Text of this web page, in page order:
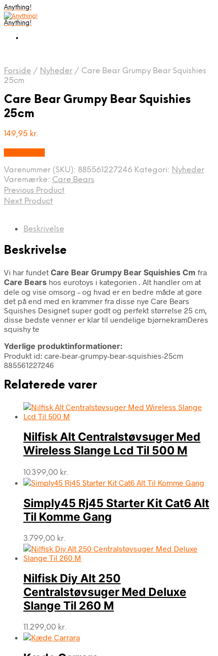
Anything!
Anything!
Forside / Nyheder / Care Bear Grumpy Bear Squishies
25cm
Care Bear Grumpy Bear Squishies
25cm
149,95 kr.
Varenummer (SKU): 885561227246 Kategori: Nyheder
Varemærke: Care Bears
Previous Product
Next Product
Beskrivelse
Beskrivelse
Vi har fundet Care Bear Grumpy Bear Squishies Cm fra
Care Bears hos eurotoys i kategorien . Alt handler om at
dele og vise omsorg – og hvad er en bedre måde at gøre
det på end med en krammer fra disse nye Care Bears
Squishes Designet super godt og perfekt størrelse 25 cm,
disse bedste venner er klar til uendelige bjørnekramDeres
squishy te
Yderlige produktinformationer:
Produkt id: care-bear-grumpy-bear-squishies-25cm
885561227246
Relaterede varer
Nilfisk Alt Centralstøvsuger Med
Wireless Slange Lcd Til 500 M
10.399,00 kr.
Simply45 Rj45 Starter Kit Cat6 Alt
Til Komme Gang
3.799,00 kr.
Nilfisk Diy Alt 250
Centralstøvsuger Med Deluxe
Slange Til 260 M
11.299,00 kr.